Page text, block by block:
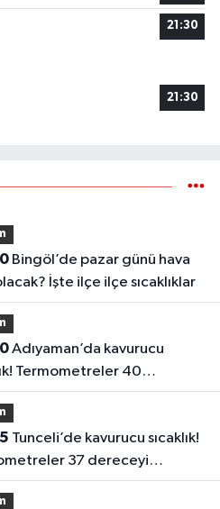
21:30
21:30
Bingöl’de pazar günü hava
İşte ilçe ilçe sıcaklıklar
Adıyaman’da kavurucu
Termometreler 40
görecek
37 dereceyi